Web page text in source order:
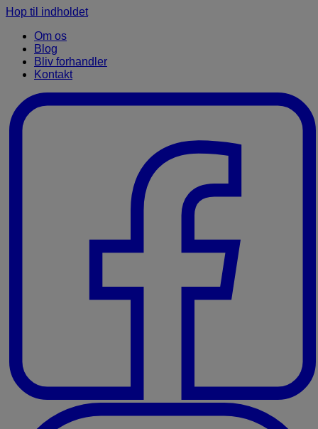
Hop til indholdet
Om os
Blog
Bliv forhandler
Kontakt